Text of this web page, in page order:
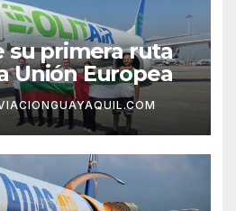
su primera ruta
Unión Europea